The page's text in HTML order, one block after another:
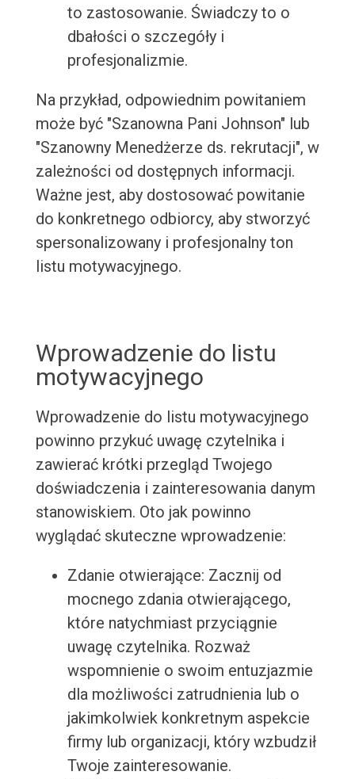
to zastosowanie. Świadczy to o
dbałości o szczegóły i
profesjonalizmie.
Na przykład, odpowiednim powitaniem
może być "Szanowna Pani Johnson" lub
"Szanowny Menedżerze ds. rekrutacji", w
zależności od dostępnych informacji.
Ważne jest, aby dostosować powitanie
do konkretnego odbiorcy, aby stworzyć
spersonalizowany i profesjonalny ton
listu motywacyjnego.
Wprowadzenie do listu
motywacyjnego
Wprowadzenie do listu motywacyjnego
powinno przykuć uwagę czytelnika i
zawierać krótki przegląd Twojego
doświadczenia i zainteresowania danym
stanowiskiem. Oto jak powinno
wyglądać skuteczne wprowadzenie:
Zdanie otwierające: Zacznij od
mocnego zdania otwierającego,
które natychmiast przyciągnie
uwagę czytelnika. Rozważ
wspomnienie o swoim entuzjazmie
dla możliwości zatrudnienia lub o
jakimkolwiek konkretnym aspekcie
firmy lub organizacji, który wzbudził
Twoje zainteresowanie.